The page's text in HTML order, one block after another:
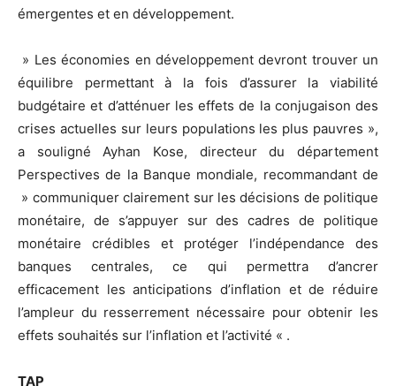
émergentes et en développement.
» Les économies en développement devront trouver un
équilibre permettant à la fois d’assurer la viabilité
budgétaire et d’atténuer les effets de la conjugaison des
crises actuelles sur leurs populations les plus pauvres »,
a souligné Ayhan Kose, directeur du département
Perspectives de la Banque mondiale, recommandant de
» communiquer clairement sur les décisions de politique
monétaire, de s’appuyer sur des cadres de politique
monétaire crédibles et protéger l’indépendance des
banques centrales, ce qui permettra d’ancrer
efficacement les anticipations d’inflation et de réduire
l’ampleur du resserrement nécessaire pour obtenir les
effets souhaités sur l’inflation et l’activité « .
TAP